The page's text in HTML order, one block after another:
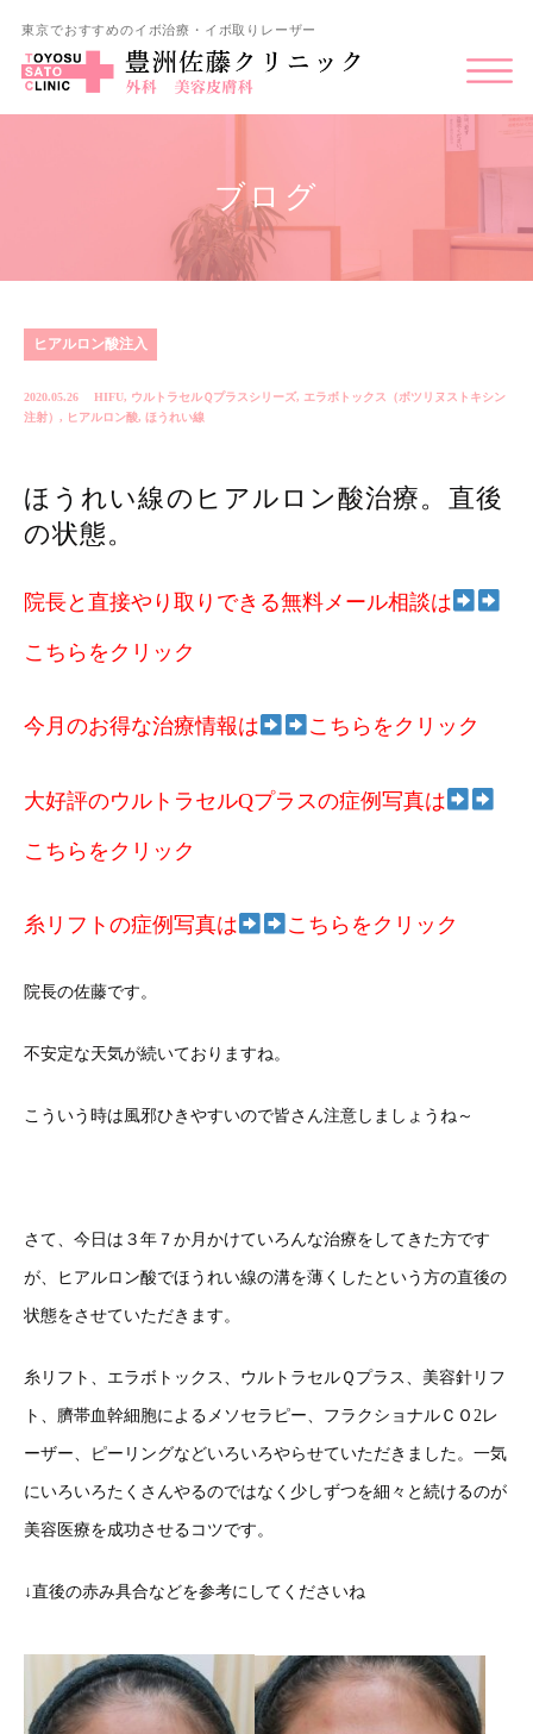
東京でおすすめのイボ治療・イボ取りレーザー
ブログ
ヒアルロン酸注入
2020.05.26 HIFU, ウルトラセルＱプラスシリーズ, エラボトックス（ボツリヌストキシン
注射） , ヒアルロン酸, ほうれい線
ほうれい線のヒアルロン酸治療。直後
の状態。
院長と直接やり取りできる無料メール相談は
こちらをクリック
今月のお得な治療情報は こちらをクリック
大好評のウルトラセルQプラスの症例写真は
こちらをクリック
糸リフトの症例写真は こちらをクリック
院長の佐藤です。
不安定な天気が続いておりますね。
こういう時は風邪ひきやすいので皆さん注意しましょうね～
さて、今日は３年７か月かけていろんな治療をしてきた方です
が、ヒアルロン酸でほうれい線の溝を薄くしたという方の直後の
状態をさせていただきます。
糸リフト、エラボトックス、ウルトラセルＱプラス、美容針リフ
ト、臍帯血幹細胞によるメソセラピー、フラクショナルＣＯ2レ
ーザー、ピーリングなどいろいろやらせていただきました。一気
にいろいろたくさんやるのではなく少しずつを細々と続けるのが
美容医療を成功させるコツです。
↓直後の赤み具合などを参考にしてくださいね